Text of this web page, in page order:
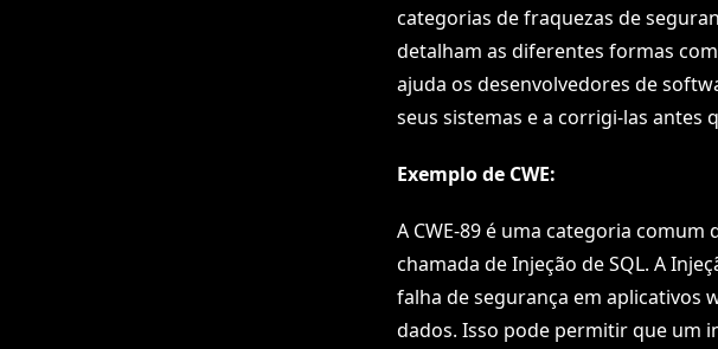
categorias de fraquezas de
detalham as diferentes formas
ajuda os desenvolvedores de
seus sistemas e a corrigi-las antes
Exemplo de CWE:
A CWE-89 é uma categoria
chamada de Injeção de SQL. A
falha de segurança em aplicativos
dados. Isso pode permitir que um